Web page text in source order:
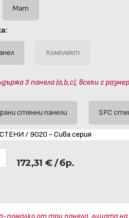
Мат
Комплект
3 панела (a,b,c), всеки с
стенни панели SPC
/ 9020 - Сива серия
172,31 €/ бр.